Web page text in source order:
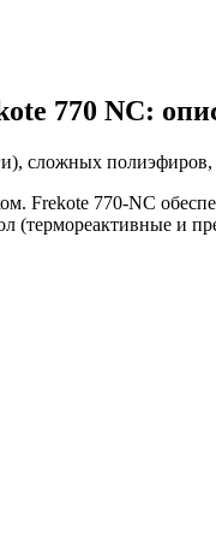
770 NC:
сложных
Frekote 770-NC
(термореактивные и